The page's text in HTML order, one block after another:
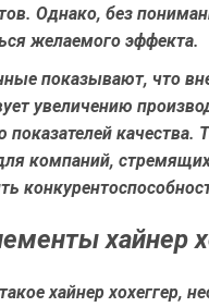
Однако, без
желаемого эффекта.
показывают, что
увеличению
качества.
компаний,
хайнер
хайнер хохеггер,